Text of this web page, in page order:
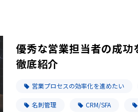
優秀な営業担当者の成
徹底紹介
営業プロセスの効率化を進めたい
名刺管理 CRM/SFA